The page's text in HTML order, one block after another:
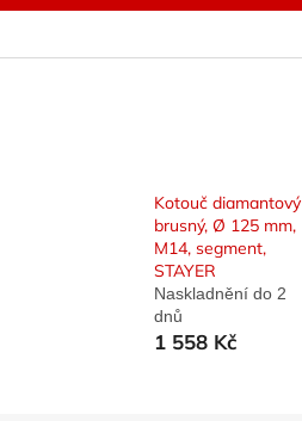
Kotouč diamantový
brusný, Ø 125 mm,
M14, segment,
STAYER
Naskladnění do 2
dnů
1 558 Kč